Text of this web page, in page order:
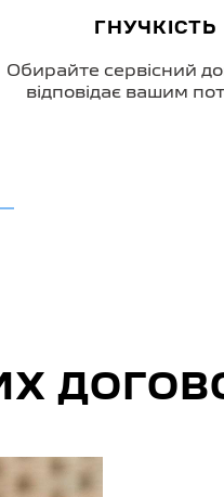
ДОСВІД
Довіртеся
фахівцям у